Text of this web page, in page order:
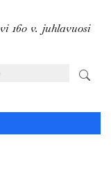
160 v. juhlavuosi